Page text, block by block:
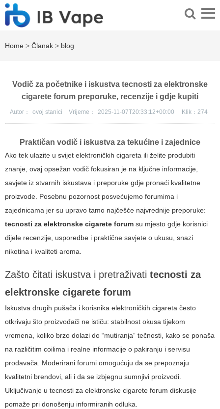
Home > Članak > blog
Vodič za početnike i iskustva tecnosti za elektronske
cigarete forum preporuke, recenzije i gdje kupiti
Autor： ovoj stanici Vrijeme： 2025-11-07T20:33:12+00:00 Klik： 274
Praktičan vodič i iskustva za tekućine i zajednice
Ako tek ulazite u svijet elektroničkih cigareta ili želite produbiti
znanje, ovaj opsežan vodič fokusiran je na ključne informacije,
savjete iz stvarnih iskustava i preporuke gdje pronaći kvalitetne
proizvode. Posebnu pozornost posvećujemo forumima i
zajednicama jer su upravo tamo najčešće najvrednije preporuke:
tecnosti za elektronske cigarete forum su mjesto gdje korisnici
dijele recenzije, usporedbe i praktične savjete o ukusu, snazi
nikotina i kvaliteti aroma.
Zašto čitati iskustva i pretraživati tecnosti za
elektronske cigarete forum
Iskustva drugih pušača i korisnika elektroničkih cigareta često
otkrivaju što proizvođači ne ističu: stabilnost okusa tijekom
vremena, koliko brzo dolazi do “mutiranja” tečnosti, kako se ponaša
na različitim coilima i realne informacije o pakiranju i servisu
prodavača. Moderirani forumi omogućuju da se prepoznaju
kvalitetni brendovi, ali i da se izbjegnu sumnjivi proizvodi.
Uključivanje u tecnosti za elektronske cigarete forum diskusije
pomaže pri donošenju informiranih odluka.